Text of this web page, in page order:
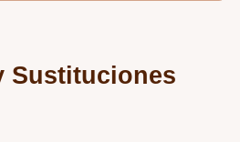
Sustituciones